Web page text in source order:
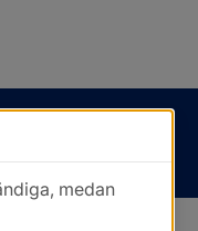
medan